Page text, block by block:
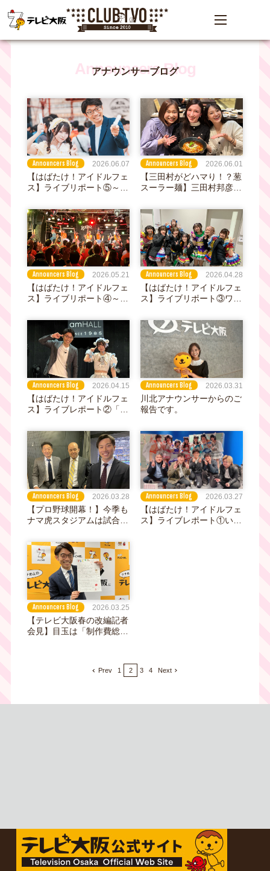
アナウンサーブログ
Announcers Blog 2026.06.07
【はばたけ！アイドルフェ
ス】ライブリポート⑤～現
阪造船所アイドルフェス
2026」を案内してもらっ
たら、とっても楽しくて仕
事を忘れたとか忘れないと
か 前編～
Announcers Blog 2026.06.01
【三田村がどハマり！？葱
スーラー麺】三田村邦彦が
とな旅あるき旅」後追い旅
in 梅田
Announcers Blog 2026.05.21
【はばたけ！アイドルフェ
ス】ライブリポート④～初
ブで感じた"One for All, All
for One" グットクルー橘ゆ
きの生誕祭ライブ
Announcers Blog 2026.04.28
【はばたけ！アイドルフェ
ス】ライブリポート③ワン
アップ！第1回はばフェス
のトップバッターを務めた
「すーぱーぷーばぁ
ー！！」
Announcers Blog 2026.04.15
【はばたけ！アイドルフェ
ス】ライブレポート②「ア
ばれるライブハウスに福谷
アナが初潜入！関西人気ア
イドルのアテンドで楽屋に
訪問、さらにアイドル直々
に「ライブの盛り上がり
方」を伝授され大興奮！！
Announcers Blog 2026.03.31
川北アナウンサーからのご
報告です。
Announcers Blog 2026.03.28
【プロ野球開幕！】今季も
ナマ虎スタジアムは試合前
Announcers Blog 2026.03.27
【はばたけ！アイドルフェ
ス】ライブレポート①いつ
Announcers Blog 2026.03.25
【テレビ大阪春の改編記者
会見】目玉は「制作費総額
は「テレビ大阪新聞」の一
Prev 1 2 3 4 Next